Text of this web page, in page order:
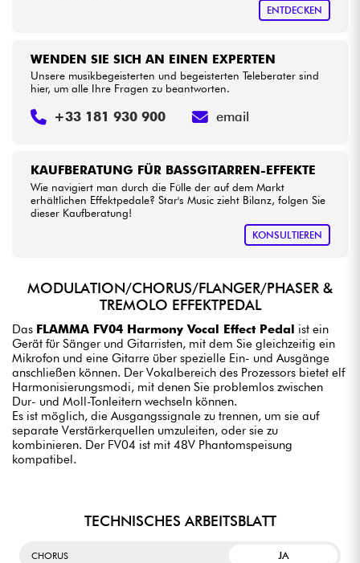
Sehen Sie sich unsere Marken an
ENTDECKEN
KAUFBERATUNG FÜR BASSGITARREN-EFFEKTE
Wie navigiert man durch die Fülle der auf dem Markt
erhältlichen Effektpedale? Star's Music zieht Bilanz, folgen Sie
dieser Kaufberatung!
KONSULTIEREN
WENDEN SIE SICH AN EINEN EXPERTEN
Unsere musikbegeisterten und begeisterten Teleberater sind
hier, um alle Ihre Fragen zu beantworten.
+33 181 930 900 email
MODULATION/CHORUS/FLANGER/PHASER &
TREMOLO EFFEKTPEDAL
Das FLAMMA FV04 Harmony Vocal Effect Pedal ist ein
Gerät für Sänger und Gitarristen, mit dem Sie gleichzeitig ein
Mikrofon und eine Gitarre über spezielle Ein- und Ausgänge
anschließen können. Der Vokalbereich des Prozessors bietet elf
Harmonisierungsmodi, mit denen Sie problemlos zwischen
Dur- und Moll-Tonleitern wechseln können.
Es ist möglich, die Ausgangssignale zu trennen, um sie auf
separate Verstärkerquellen umzuleiten, oder sie zu
kombinieren. Der FV04 ist mit 48V Phantomspeisung
kompatibel.
TECHNISCHES ARBEITSBLATT
CHORUS JA